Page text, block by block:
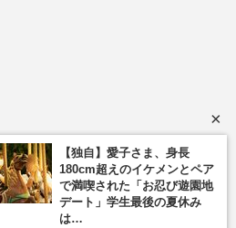
×
【独自】愛子さま、身長
180cm超えのイケメンとペア
で満喫された「お忍び遊園地
デート」学生最後の夏休み
は…